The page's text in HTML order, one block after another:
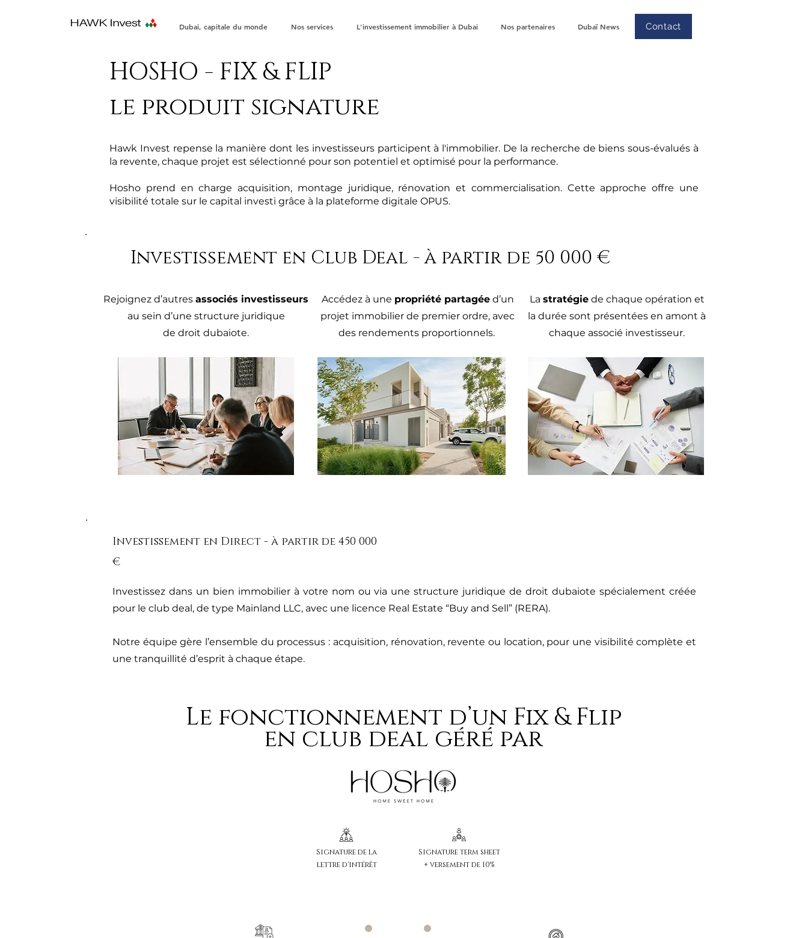
Dubai, capitale du monde Nos services L'investissement immobilier à Dubai Nos partenaires Dubaï News Contact
HOSHO - FIX & FLIP
le produit signature
Hawk Invest repense la manière dont les investisseurs participent à l'immobilier. De la recherche de biens sous-évalués à
la revente, chaque projet est sélectionné pour son potentiel et optimisé pour la performance.
Hosho prend en charge acquisition, montage juridique, rénovation et commercialisation. Cette approche offre une
visibilité totale sur le capital investi grâce à la plateforme digitale OPUS.
Investissement en Club Deal - à partir de 50 000 €
Rejoignez d’autres associés investisseurs
au sein d’une structure juridique
de droit dubaiote.
Accédez à une propriété partagéed’un
projet immobilier de premier ordre, avec
des rendements proportionnels.
La stratégiede chaque opération et
la durée sont présentées en amont à
chaque associé investisseur.
Investissement en Direct - à partir de 450 000
€
Investissez dans un bien immobilier à votre nom ou via une structure juridique de droit dubaiote spécialement créée
pour le club deal, de type Mainland LLC, avec une licence Real Estate “Buy and Sell” (RERA).
Notre équipe gère l’ensemble du processus : acquisition, rénovation, revente ou location, pour une visibilité complète et
une tranquillité d’esprit à chaque étape.
Le fonctionnement d’un Fix & Flip
en club deal géré par
Signature de la
lettre d'intérêt
Signature term sheet
+ versement de 10%